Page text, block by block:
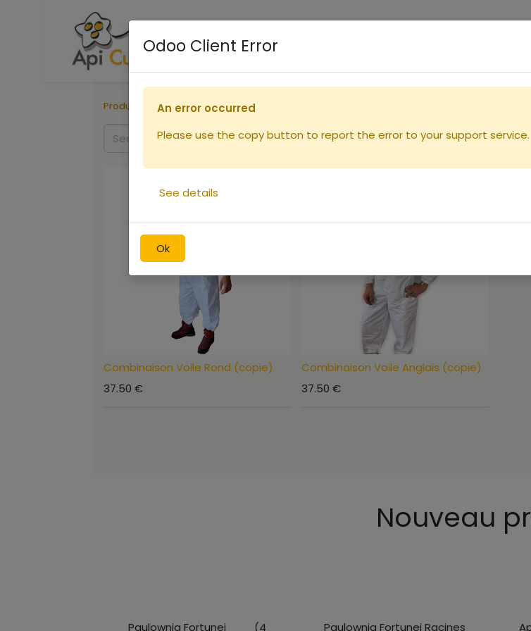
Accueil Boutique
Products Vêtements enfant
Combinaison Voile Rond (copie)
37.50 €
Combinaison Voile Anglais (copie)
37.50 €
Nouveau
Paulownia Fortunei (4 Paulownia Fortunei Racines
Odoo Client Error
Ok
An error occurred
Please use the copy button to report the error to your support service.
See details